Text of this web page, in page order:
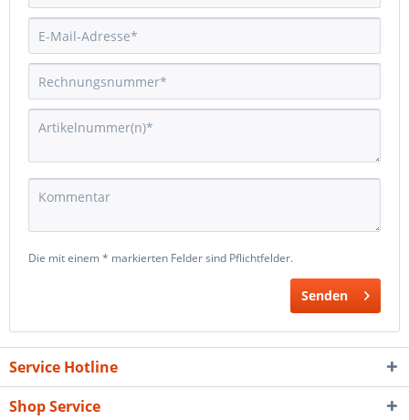
Die mit einem * markierten Felder sind Pflichtfelder.
Senden
Service Hotline
Shop Service